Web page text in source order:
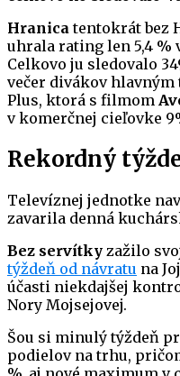
Hranicatentokrát bez
uhrala rating len 5,4 %
Celkovo ju sledovalo
večer divákov hlavným
Plus, ktorá s filmom
v komerčnej cieľovke
Rekordný
Televíznej jednotke
zavarila denná
Bez servítky zažilo
týždeň od návratu na
účasti niekdajšej
Nory Mojsejovej.
Šou si minulý týždeň
podielov na trhu,